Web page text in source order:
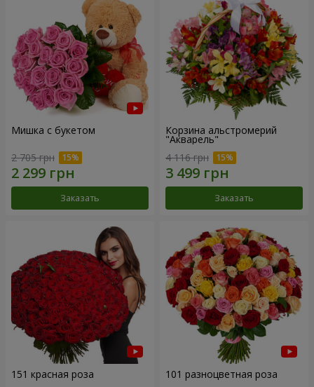
Мишка с букетом
2 705 грн
Заказать
Корзина альстромерий
"Акварель"
4 116 грн
Заказать
151 красная роза 101 разноцветная роза